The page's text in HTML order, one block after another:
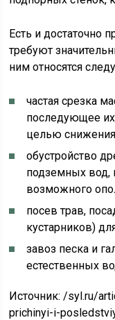
Есть и достаточно
требуют
ним относятся
частая срезка
последующее
целью
обустройство
подземных вод,
возможного
посев трав,
кустарников)
завоз песка и
естественных
Источник:/syl.ru/
prichinyi-i-